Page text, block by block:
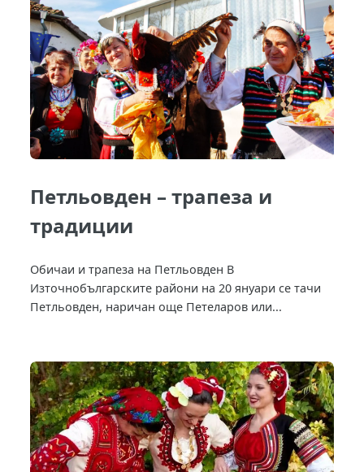
Петльовден – трапеза и
традиции
Обичаи и трапеза на Петльовден В
Източнобългарските райони на 20 януари се тачи
Петльовден, наричан още Петеларов или...